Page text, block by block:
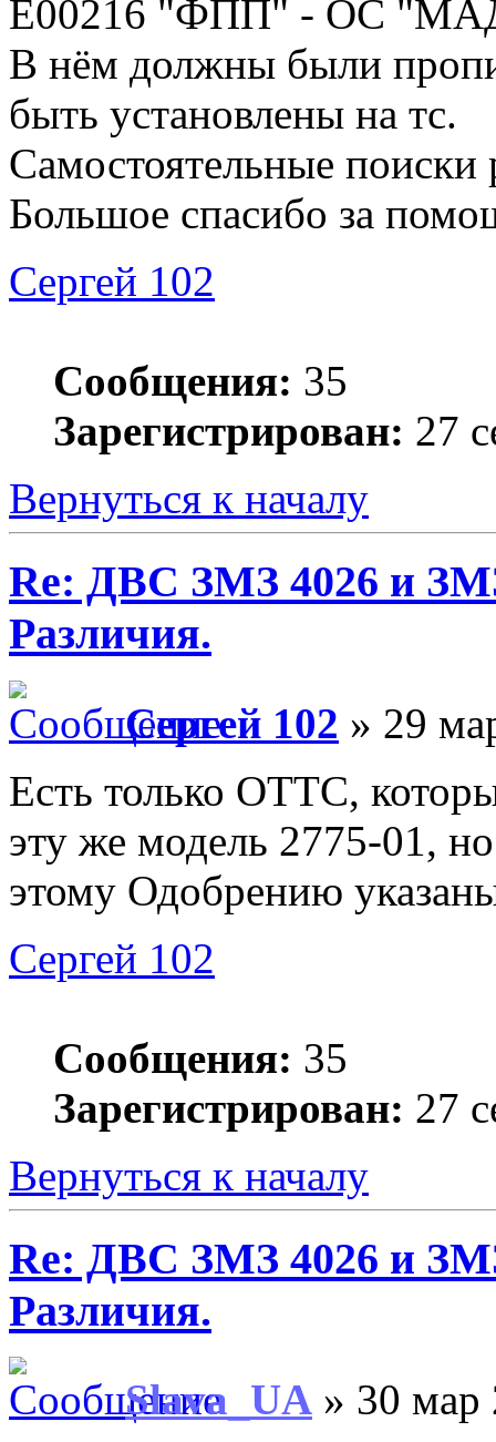
E00216 "ФПП" - ОС
В нём должны были
быть установлены на тс.
Самостоятельные поиски
Большое спасибо за
Сергей 102
Сообщения: 35
Зарегистрирован: 27
Вернуться к началу
Re: ДВС ЗМЗ 4026 и
Различия.
Сергей 102 » 29
Есть только ОТТС,
эту же модель 2775-01,
этому Одобрению
Сергей 102
Сообщения: 35
Зарегистрирован: 27
Вернуться к началу
Re: ДВС ЗМЗ 4026 и
Различия.
Slava_UA » 30 мар